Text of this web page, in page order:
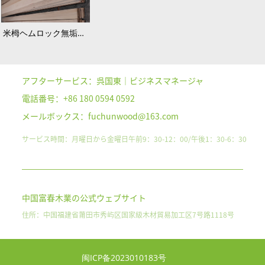
米栂ヘムロック無垢材パネル
アフターサービス：呉国東｜ビジネスマネージャ
電話番号：+86 180 0594 0592
メールボックス：fuchunwood@163.com
サービス時間：月曜日から金曜日午前9：30-12：00/午後1：30-6：30
中国富春木業の公式ウェブサイト
住所：中国福建省莆田市秀屿区国家級木材貿易加工区7号路1118号
闽ICP备2023010183号